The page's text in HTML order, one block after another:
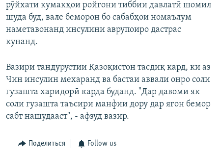
рӯйхати кумакҳои ройгони тиббии давлатӣ шомил
шуда буд, вале беморон бо сабабҳои номаълум
наметавонанд инсулини аврупоиро дастрас
кунанд.
Вазири тандурустии Қазоқистон тасдиқ кард, ки аз
Чин инсулин мехаранд ва бастаи аввали онро соли
гузашта харидорӣ карда буданд. "Дар давоми як
соли гузашта таъсири манфии дору дар ягон бемор
сабт нашудааст", - афзуд вазир.
Поделиться Follow us